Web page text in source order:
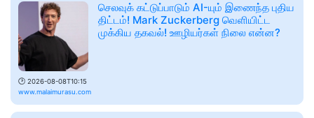
🕑 2026-08-08T10:15
www.malaimurasu.com
செலவுக் கட்டுப்பாடும் AI-யும் இணைந்த புதிய
திட்டம்! Mark Zuckerberg வெளியிட்ட
முக்கிய தகவல்! ஊழியர்கள் நிலை என்ன?